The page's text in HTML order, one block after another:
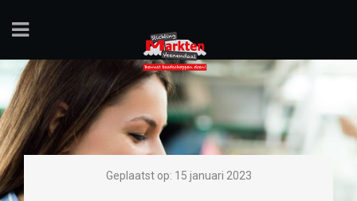
Geplaatst op: 15 januari 2023